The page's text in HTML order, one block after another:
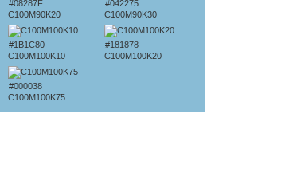
#08287F
C100M90K20
#042275
C100M90K30
#1B1C80
C100M100K10
#181878
C100M100K20
#000038
C100M100K75